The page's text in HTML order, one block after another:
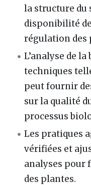
la structure du
disponibilité
régulation des
L’analyse de la
techniques
peut fournir
sur la qualité
processus
Les pratiques
vérifiées et
analyses pour
des plantes.